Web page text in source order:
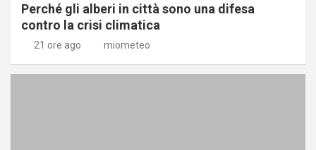
Perché gli alberi in città sono una difesa
contro la crisi climatica
21 ore ago miometeo